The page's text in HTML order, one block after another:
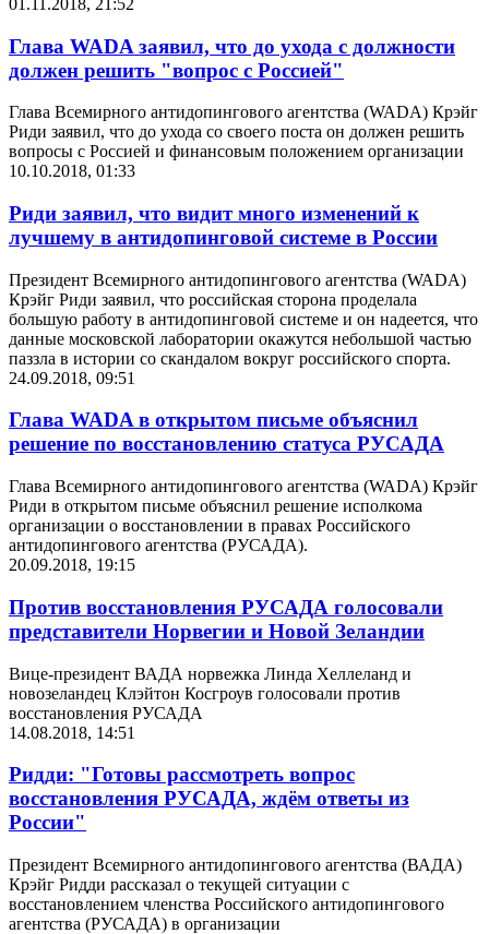
Глава WADA заявил, что до ухода с должности
должен решить "вопрос с Россией"
Глава Всемирного антидопингового агентства (WADA) Крэйг
Риди заявил, что до ухода со своего поста он должен решить
вопросы с Россией и финансовым положением организации
10.10.2018, 01:33
Риди заявил, что видит много изменений к
лучшему в антидопинговой системе в России
Президент Всемирного антидопингового агентства (WADA)
Крэйг Риди заявил, что российская сторона проделала
большую работу в антидопинговой системе и он надеется, что
данные московской лаборатории окажутся небольшой частью
паззла в истории со скандалом вокруг российского спорта.
24.09.2018, 09:51
Глава WADA в открытом письме объяснил
решение по восстановлению статуса РУСАДА
Глава Всемирного антидопингового агентства (WADA) Крэйг
Риди в открытом письме объяснил решение исполкома
организации о восстановлении в правах Российского
антидопингового агентства (РУСАДА).
20.09.2018, 19:15
Против восстановления РУСАДА голосовали
представители Норвегии и Новой Зеландии
Вице-президент ВАДА норвежка Линда Хеллеланд и
новозеландец Клэйтон Косгроув голосовали против
восстановления РУСАДА
14.08.2018, 14:51
Ридди: "Готовы рассмотреть вопрос
восстановления РУСАДА, ждём ответы из
России"
Президент Всемирного антидопингового агентства (ВАДА)
Крэйг Ридди рассказал о текущей ситуации с
восстановлением членства Российского антидопингового
агентства (РУСАДА) в организации